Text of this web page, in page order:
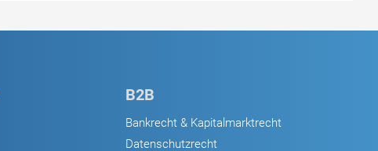
B2B
Bankrecht & Kapitalmarktrecht
Datenschutzrecht